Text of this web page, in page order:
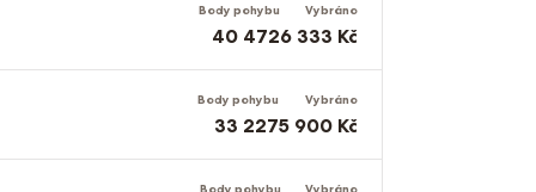
Body pohybu
40 472
Vybráno
6 333 Kč
Body pohybu
33 227
Vybráno
5 900 Kč
Body pohybu Vybráno